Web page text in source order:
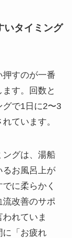
いタイミング
押すのが一番
す。回数と
グで1日に2〜3
ています。
ングは、湯船
るお風呂上が
に柔らかく
改善のサポ
れていま
に「お疲れ